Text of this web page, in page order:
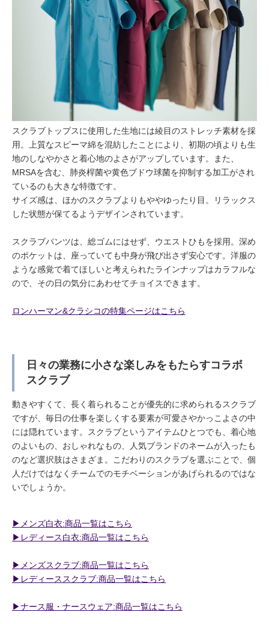
スクラブトップスに使用した生地には綾目のストレッチ素材を採
用。上質なスピーマ綿を混紡したことにより、初期の頃よりも生
地のしなやかさと着心地のよさがアップしています。また、
MRSAを含む、肺炎桿菌や黄色ブドウ球菌を抑制する加工がされ
ているのも大きな特徴です。
サイズ感は、ほかのスクラブよりもややゆったり目。リラックス
した状態が保てるようデザインされています。
スクラブパンツは、総ゴムにはせず、ウエストひもを採用。深め
のポケットは、座っていても中身が飛び出さず安心です。洋服の
ような感覚で着てほしいと考えられたラインナップはカラフルな
ので、その日の気分にあわせてチョイスできます。
ロンハーマン&クラシコの特集ページはこちら
日々の業務に小さな楽しみをもたらすコラボ
スクラブ
動きやすくて、長く着られることが優先的に求められるスクラブ
ですが、毎日の仕事を楽しくする要素が可愛さやかっこよさの中
には隠れています。スクラブというアイテムひとつでも、着心地
のよいもの、おしゃれなもの、人気ブランドのネームが入ったも
のなど選択肢はさまざま。こだわりのスクラブを選ぶことで、個
人だけではなくチームでのモチベーションがあげられるのではな
いでしょうか。
▶︎メンズ白衣:商品一覧はこちら
▶︎レディース白衣:商品一覧はこちら
▶︎メンズスクラブ:商品一覧はこちら
▶︎レディーススクラブ:商品一覧はこちら
▶︎ナース服・ナースウェア:商品一覧はこちら